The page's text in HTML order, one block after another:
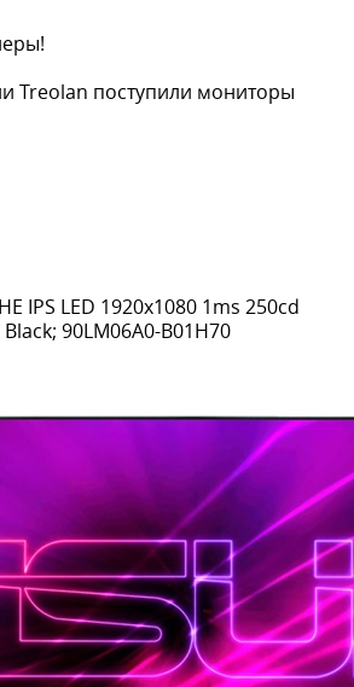
Treolan поступили мониторы
IPS LED 1920x1080 1ms 250cd
90LM06A0-B01H70